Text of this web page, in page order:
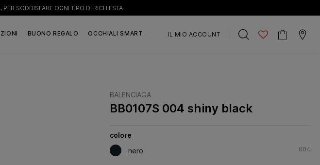
SODDISFARE OGNI TIPO DI RICHIESTA
BUONO REGALO OCCHIALI SMART IL MIO ACCOUNT
BALENCIAGA
BB0107S 004 shiny black
colore
nero
004